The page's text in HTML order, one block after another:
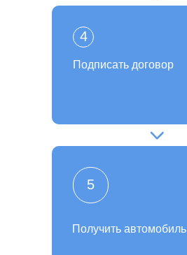
Получить автомобиль
5
Подписать договор
4